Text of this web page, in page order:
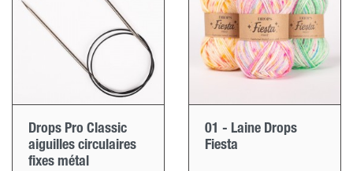
Drops Pro Classic
aiguilles circulaires
fixes métal
01 - Laine Drops
Fiesta